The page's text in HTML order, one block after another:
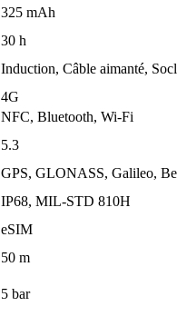
325 mAh
30 h
Induction, Câble aimanté,
4G
NFC, Bluetooth, Wi-Fi
5.3
GPS, GLONASS, Galileo,
IP68, MIL-STD 810H
eSIM
50 m
5 bar